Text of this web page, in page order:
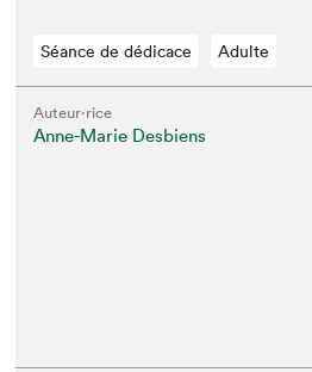
Séance de dédicace Adulte
Auteur·rice
Anne-Marie Desbiens